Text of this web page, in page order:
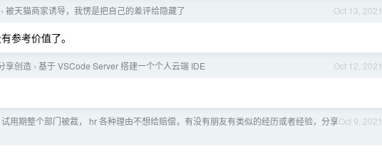
Oct 13, 2021
› 被天猫商家诱导，我愣是把自己的差评给隐藏了
参考价值了。
Oct 12, 2021
享创造 › 基于 VSCode Server 搭建一个个人云端 IDE
Oct 9, 2021
试用期整个部门被裁， hr 各种理由不想给赔偿，有没有朋友有类似的经历或者经验，分享